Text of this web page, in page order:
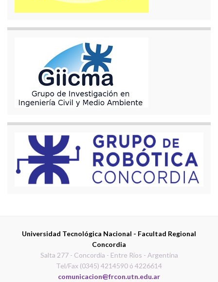
Universidad Tecnológica Nacional - Facultad Regional
Concordia
Salta 277 - Concordia - Entre Ríos - Argentina
Tel/Fax (0345) 4214590 ó 4226614
comunicacion@frcon.utn.edu.ar